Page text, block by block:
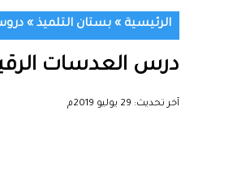
الرئيسية » بستان التلميذ »
درس العدسات
آخر تحديث: 29 يوليو 2019م